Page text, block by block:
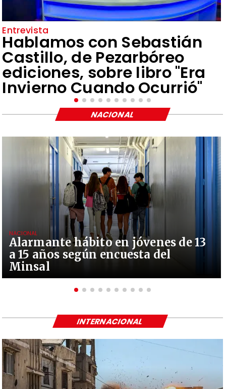
Entrevista
Hablamos con Sebastián
Castillo, de Pezarbóreo
ediciones, sobre libro "Era
Invierno Cuando Ocurrió"
Alarmante hábito en jóvenes de 13
a 15 años según encuesta del
Minsal
NACIONAL
NACIONAL
INTERNACIONAL